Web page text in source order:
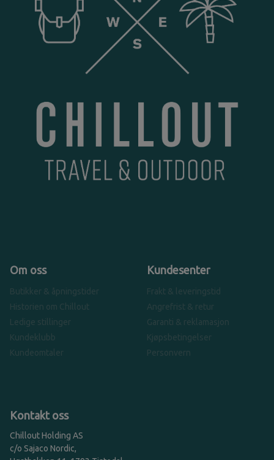
Om oss
Butikker & åpningstider
Historien om Chillout
Ledige stillinger
Kundeklubb
Kundeomtaler
Kundesenter
Frakt & leveringstid
Angrefrist & retur
Garanti & reklamasjon
Kjøpsbetingelser
Personvern
Kontakt oss
Chillout Holding AS
c/o Sajaco Nordic,